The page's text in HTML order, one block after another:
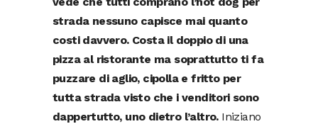
strada nessuno capisce mai quanto
costi davvero. Costa il doppio di una
pizza al ristorante ma soprattutto ti fa
puzzare di aglio, cipolla e fritto per
tutta strada visto che i venditori sono
dappertutto, uno dietro l’altro.Iniziano